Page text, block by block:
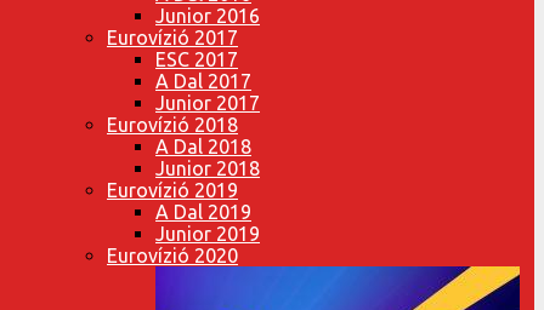
Junior 2016
Eurovízió 2017
ESC 2017
A Dal 2017
Junior 2017
Eurovízió 2018
A Dal 2018
Junior 2018
Eurovízió 2019
A Dal 2019
Junior 2019
Eurovízió 2020